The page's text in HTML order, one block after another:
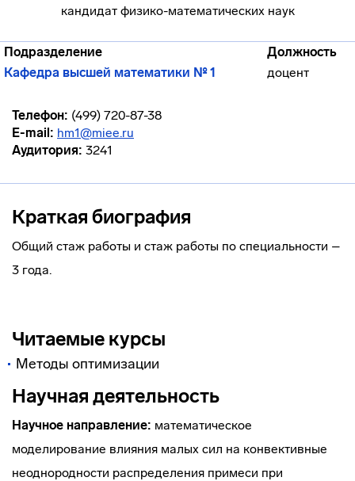
кандидат физико-математических наук
Подразделение
Должность
Кафедра высшей математики № 1
доцент
Телефон: (499) 720-87-38
E-mail: hm1@miee.ru
Аудитория: 3241
Краткая биография
Общий стаж работы и стаж работы по специальности –
3 года.
Читаемые курсы
Методы oптимизации
Научная деятельность
Научное направление: математическое
моделирование влияния малых сил на конвективные
неоднородности распределения примеси при